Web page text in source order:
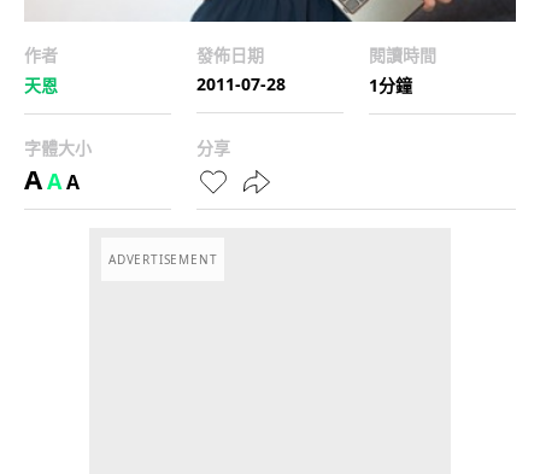
作者
天恩
發佈日期
2011-07-28
閱讀時間
1分鐘
字體大小
AAA
分享
ADVERTISEMENT